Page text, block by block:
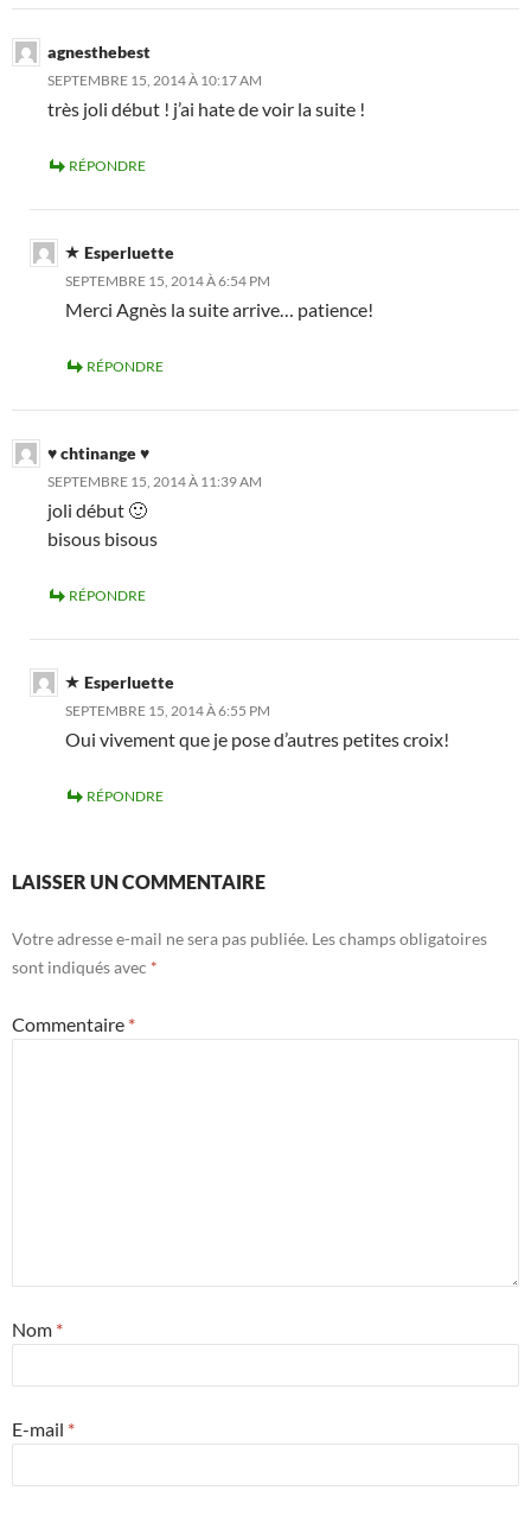
agnesthebest
SEPTEMBRE 15, 2014 À 10:17 AM
très joli début ! j’ai hate de voir la suite !
RÉPONDRE
Esperluette
SEPTEMBRE 15, 2014 À 6:54 PM
Merci Agnès la suite arrive… patience!
RÉPONDRE
♥ chtinange ♥
SEPTEMBRE 15, 2014 À 11:39 AM
joli début 🙂
bisous bisous
RÉPONDRE
Esperluette
SEPTEMBRE 15, 2014 À 6:55 PM
Oui vivement que je pose d’autres petites croix!
RÉPONDRE
LAISSER UN COMMENTAIRE
Votre adresse e-mail ne sera pas publiée. Les champs obligatoires
sont indiqués avec *
Commentaire *
Nom *
E-mail *